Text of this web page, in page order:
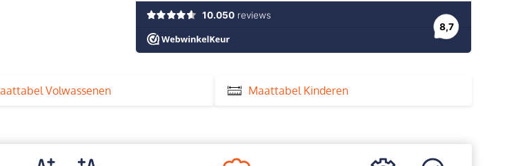
Volwassenen Maattabel Kinderen